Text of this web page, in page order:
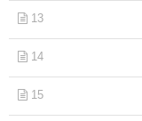
13
14
15